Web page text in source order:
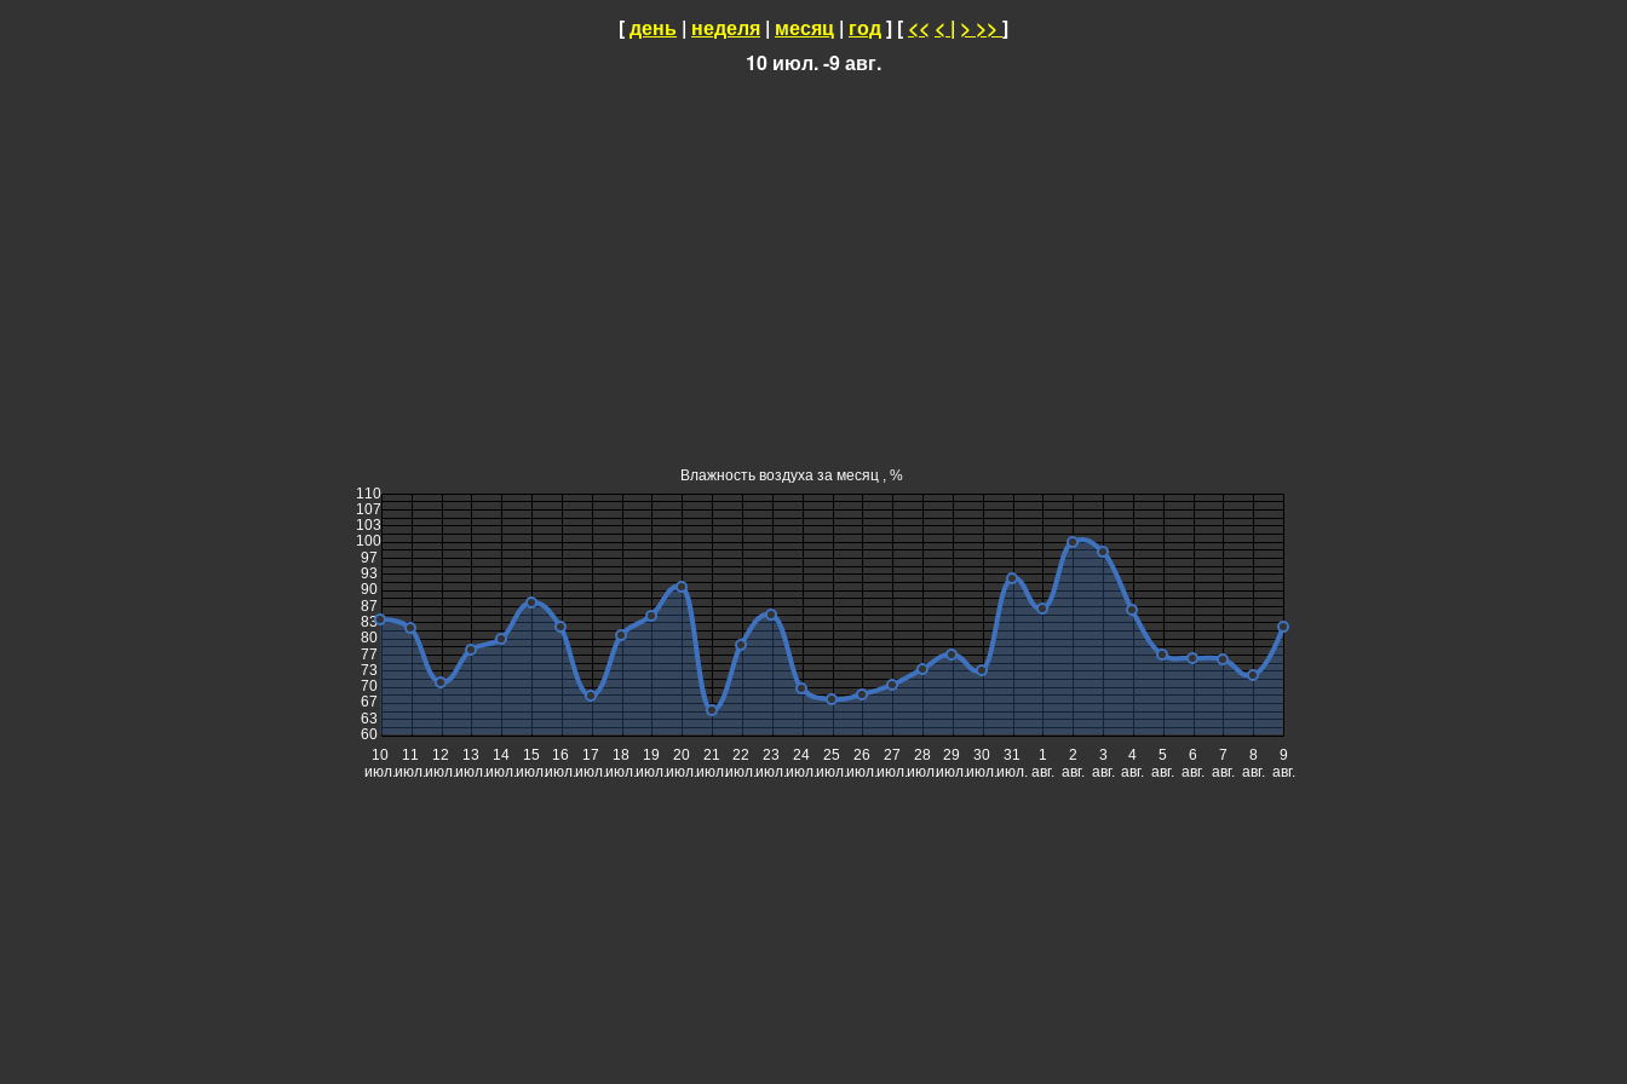
[день | неделя | месяц | год] [ << < | > >> ]
10 июл. -9 авг.
9
авг.
8
авг.
7
авг.
6
авг.
5
авг.
4
авг.
3
авг.
2
авг.
1
авг.
31
июл.
30
июл.
29
июл.
28
июл.
27
июл.
26
июл.
25
июл.
24
июл.
23
июл.
22
июл.
21
июл.
20
июл.
19
июл.
18
июл.
17
июл.
16
июл.
15
июл.
14
июл.
13
июл.
12
июл.
11
июл.
10
июл.
110
107
103
100
97
93
90
87
83
80
77
73
70
67
63
60
Влажность воздуха за месяц , %